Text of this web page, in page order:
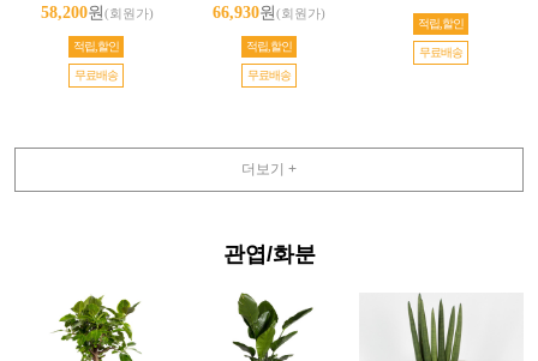
58,200원(회원가)
적립,할인
무료배송
66,930원(회원가)
적립,할인
무료배송
적립,할인
무료배송
더보기 +
관엽/화분